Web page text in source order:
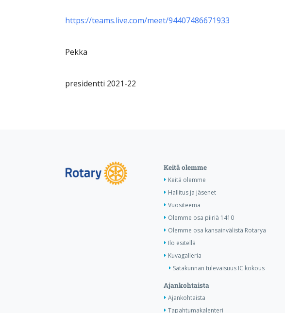
https://teams.live.com/meet/94407486671933
Pekka
presidentti 2021-22
Keitä olemme
Keitä olemme
Hallitus ja jäsenet
Vuositeema
Olemme osa piiriä 1410
Olemme osa kansainvälistä Rotarya
Ilo esitellä
Kuvagalleria
Satakunnan tulevaisuus IC kokous
Ajankohtaista
Ajankohtaista
Tapahtumakalenteri